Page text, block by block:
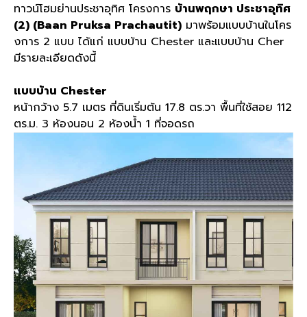
ทาวน์โฮมย่านประชาอุทิศ โครงการ บ้านพฤกษา ประชาอุทิศ
(2) (Baan Pruksa Prachautit) มาพร้อมแบบบ้านในโคร
งการ 2 แบบ ได้แก่ แบบบ้าน Chester และแบบบ้าน Cher
มีรายละเอียดดังนี้
แบบบ้าน Chester
หน้ากว้าง 5.7 เมตร ที่ดินเริ่มต้น 17.8 ตร.วา พื้นที่ใช้สอย 112
ตร.ม. 3 ห้องนอน 2 ห้องน้ำ 1 ที่จอดรถ